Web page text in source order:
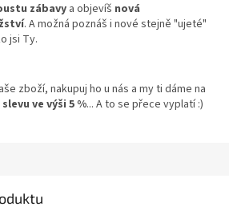
zábavya objevíš nová
. A možná poznáš i nové stejně "ujeté"
jsi Ty.
zboží, nakupuj ho u nás a my ti dáme na
slevu ve výši 5 %... A to se přece vyplatí :)